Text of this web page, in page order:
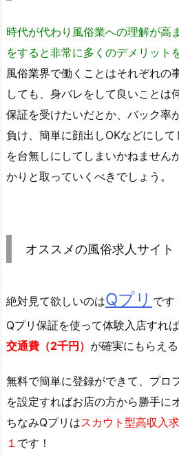
時代が代わり風俗業への理解が高
をすると非常に多くのデメリット
風俗業界で働くことはそれぞれの
しても、身バレをして良いことは
保証を受けたいだとか、バック率
負け、簡単に顔出しOKなどにし
を台無しにしてしまいかねません
かりと取っていくべきでしょう。
オススメの風俗求人サイト
絶対見て欲しいのはQプリ です
Qプリ保証を使って体験入店すれば
交通費（2千円） が確実にもらえる
無料で簡単に登録ができて、プロ
を設定すればお店の方から勝手に
ちなみQプリはスカウト型高収入
１ です！